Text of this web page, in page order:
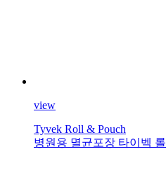
view
Tyvek Roll & Pouch
병원용 멸균포장 타이벡 롤